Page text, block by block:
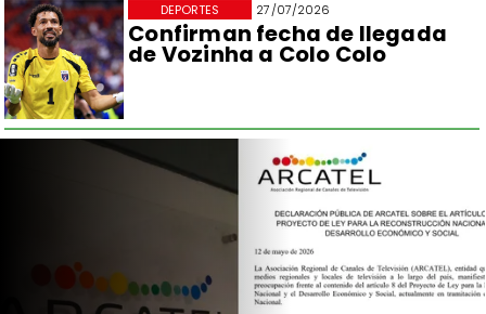
27/07/2026
Confirman fecha de llegada
de Vozinha a Colo Colo
DEPORTES